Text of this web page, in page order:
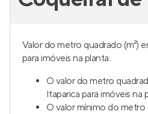
Valor do metro quadrado (m²)
para imóveis na planta:
O valor do metro
Itaparica para imóveis na
O valor mínimo do